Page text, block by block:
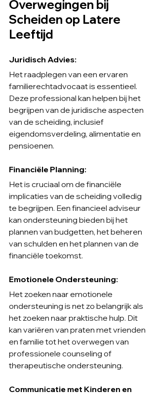
Overwegingen bij
Scheiden op Latere
Leeftijd
Juridisch Advies:
Het raadplegen van een ervaren
familierechtadvocaat is essentieel.
Deze professional kan helpen bij het
begrijpen van de juridische aspecten
van de scheiding, inclusief
eigendomsverdeling, alimentatie en
pensioenen.
Financiële Planning:
Het is cruciaal om de financiële
implicaties van de scheiding volledig
te begrijpen. Een financieel adviseur
kan ondersteuning bieden bij het
plannen van budgetten, het beheren
van schulden en het plannen van de
financiële toekomst.
Emotionele Ondersteuning:
Het zoeken naar emotionele
ondersteuning is net zo belangrijk als
het zoeken naar praktische hulp. Dit
kan variëren van praten met vrienden
en familie tot het overwegen van
professionele counseling of
therapeutische ondersteuning.
Communicatie met Kinderen en